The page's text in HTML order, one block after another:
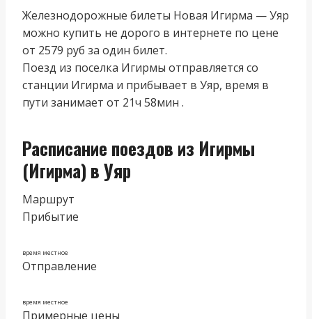
Железнодорожные билеты Новая Игирма — Уяр
можно купить не дорого в интернете по цене
от 2579 руб за один билет.
Поезд из поселка Игирмы отправляется со
станции Игирма и прибывает в Уяр, время в
пути занимает от 21ч 58мин .
Расписание поездов из Игирмы
(Игирма) в Уяр
Маршрут
Прибытие
время местное
Отправление
время местное
Примерные цены